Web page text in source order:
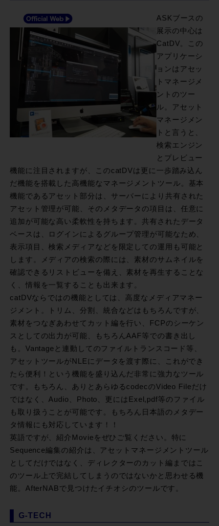
ASKブースの
展示の中心は
CatDV。この
アプリケーシ
ョンはアセッ
トマネージメ
ントのツー
ル。アセット
マネージメン
トと言うと、
検索エンジン
とプレビュー
機能に注目されますが、このcatDVは更に一歩踏み込ん
だ機能を搭載した高機能なマネージメントツール。基本
機能であるアセット部分は、サーバーにより共有された
アセット管理が可能、そのメタデータの項目は、任意に
追加が可能な高い柔軟性を持ちます。共有されたデータ
ベースは、ログインによるグループ管理が可能なため、
表示項目、検索メディアなどを限定しての運用も可能と
します。メディアの検索の際には、素材のサムネイルを
確認できるリストビューを備え、素材を再生することな
く、情報を一覧することも出来ます。
catDVならではの機能としては、高度なメディアマネー
ジメント。トリム、分割、統合などはもちろんですが、
素材をつなぎあわせてカット編を行い、FCPのシーケン
スとしての出力が可能、もちろんAAF等での書き出し
も。Vantageと連動してのファイルトランスコード等、
アセットツールがNLEにデータを渡す際に、これができ
たら便利！という機能を盛り込んだ非常に強力なツール
です。もちろん、ありとあらゆるcodecのVideo Fileだけ
ではなく、Audio、Photo、更にはExel,pdf等のファイル
も取り扱うことが可能です。もちろん日本語のメタデー
タ情報にも対応しています！！
英語ですが、紹介Movieをぜひご覧ください。特に
Sequence編集の紹介は、アセットマネージメントツール
としてだけではなく、ディレクターのカット編まではこ
のツール上で完結してしまうのではないかと思わせる機
能。AfterNABで見つけたイチオシのツールです。
G-TECH